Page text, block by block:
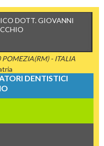
DOTT. GIOVANNI
- ITALIA
DENTISTICI